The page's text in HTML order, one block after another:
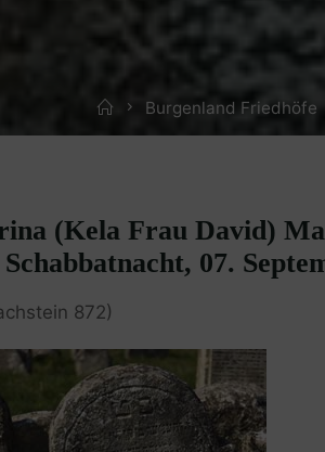
HomeBurgenland Friedhöfe
(Kela Frau David)
07.
872)